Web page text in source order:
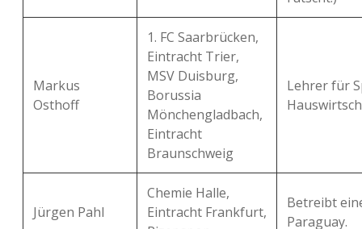
Markus
Osthoff
1. FC Saarbrücken,
Eintracht Trier,
MSV Duisburg,
Borussia
Mönchengladbach,
Eintracht
Braunschweig
Lehrer für
Jürgen Pahl
Chemie Halle,
Eintracht Frankfurt,
Betreibt
Paraguay.